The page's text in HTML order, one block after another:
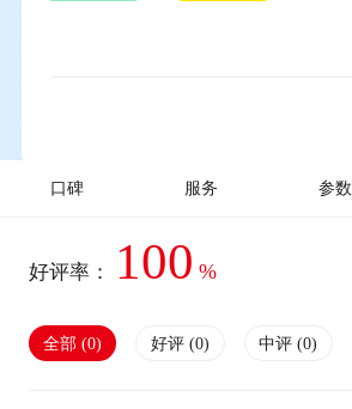
口碑 服务 参数
好评率： 100 %
全部 (0) 好评 (0) 中评 (0)